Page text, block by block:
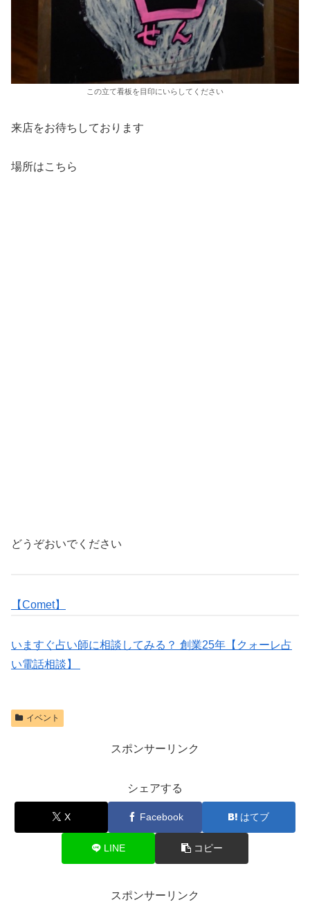
この立て看板を目印にいらしてください
来店をお待ちしております
場所はこちら
どうぞおいでください
【Comet】
いますぐ占い師に相談してみる？ 創業25年【クォーレ占
い電話相談】
イベント
スポンサーリンク
シェアする
X Facebook はてブ
LINE コピー
スポンサーリンク